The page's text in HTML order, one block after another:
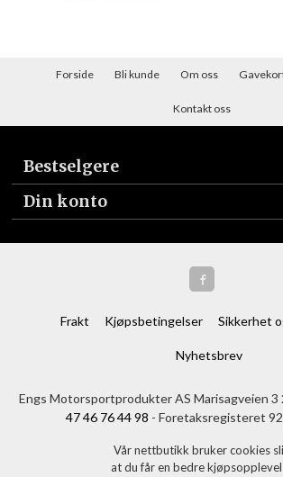
Forside Bli kunde Om oss
Kontakt oss
Bestselgere
Din konto
Frakt Kjøpsbetingelser Sikkerhet
Nyhetsbrev
Engs Motorsportprodukter AS Marisagveien 3
47 46 76 44 98 - Foretaksregisteret
Vår nettbutikk bruker cookies
at du får en bedre